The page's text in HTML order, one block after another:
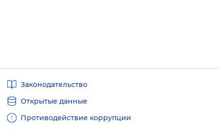
ссылкиЗаконодательство
Открытые данные
Противодействие коррупции